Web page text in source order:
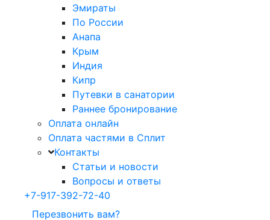
Эмираты
По России
Анапа
Крым
Индия
Кипр
Путевки в санатории
Раннее бронирование
Оплата онлайн
Оплата частями в Сплит
Контакты
Статьи и новости
Вопросы и ответы
+7-917-392-72-40
Перезвонить вам?